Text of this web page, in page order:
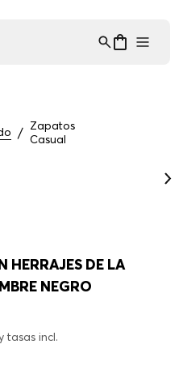
Zapatos
Casual
HERRAJES DE LA
NEGRO
tasas incl.
⋮